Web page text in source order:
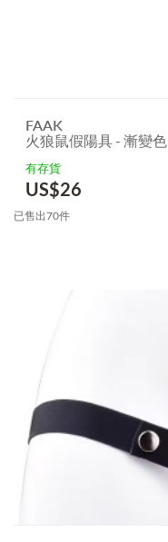
FAAK
火狼鼠假陽具 - 漸變色
有存貨
US$26
已售出70件